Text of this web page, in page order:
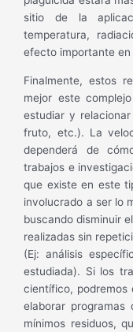
sitio de la
temperatura,
efecto importante en
Finalmente, estos
mejor este
estudiar y
fruto, etc.). La
dependerá de
trabajos e
que existe en este
involucrado a ser lo
buscando disminuir
realizadas sin
(Ej: análisis
estudiada). Si los
científico, podremos
elaborar
mínimos residuos,